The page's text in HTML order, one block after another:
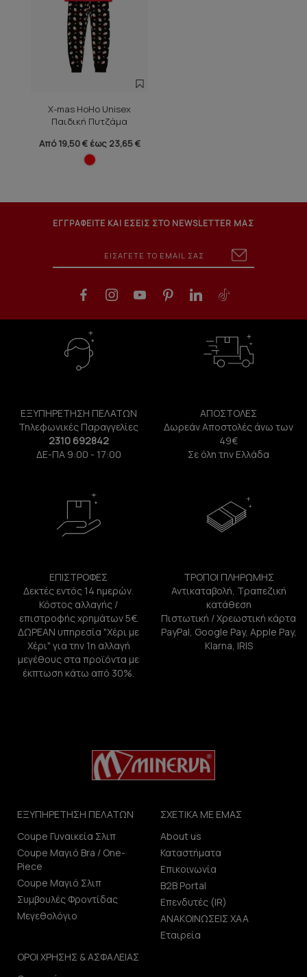
X-mas HoHo Unisex
Παιδική Πυτζάμα
Από 19,50 € έως 23,65 €
ΕΓΓΡΑΦΕΙΤΕ ΚΑΙ ΕΣΕΙΣ ΣΤΟ NEWSLETTER ΜΑΣ
ΕΞΥΠΗΡΕΤΗΣΗ ΠΕΛΑΤΩΝ
Τηλεφωνικές Παραγγελίες
2310 692842
ΔΕ-ΠΑ 9:00 - 17:00
ΑΠΟΣΤΟΛΕΣ
Δωρεάν Αποστολές άνω των
49€
Σε όλη την Ελλάδα
ΕΠΙΣΤΡΟΦΕΣ
Δεκτές εντός 14 ημερών.
Κόστος αλλαγής /
επιστροφής χρημάτων 5€.
ΔΩΡΕΑΝ υπηρεσία "Χέρι με
Χέρι" για την 1η αλλαγή
μεγέθους στα προϊόντα με
έκπτωση κάτω από 30%.
ΤΡΟΠΟΙ ΠΛΗΡΩΜΗΣ
Αντικαταβολή, Τραπεζική
κατάθεση
Πιστωτική / Χρεωστική κάρτα
PayPal, Google Pay, Apple Pay,
Klarna, IRIS
ΕΞΥΠΗΡΕΤΗΣΗ ΠΕΛΑΤΩΝ
Coupe Γυναικεία Σλιπ
Coupe Μαγιό Bra / One-
Piece
Coupe Μαγιό Σλιπ
Συμβουλές Φροντίδας
Μεγεθολόγιο
ΣΧΕΤΙΚΑ ΜΕ ΕΜΑΣ
About us
Καταστήματα
Επικοινωνία
B2B Portal
Επενδυτές (IR)
ΑΝΑΚΟΙΝΩΣΕΙΣ ΧΑΑ
Εταιρεία
ΟΡΟΙ ΧΡΗΣΗΣ & ΑΣΦΑΛΕΙΑΣ